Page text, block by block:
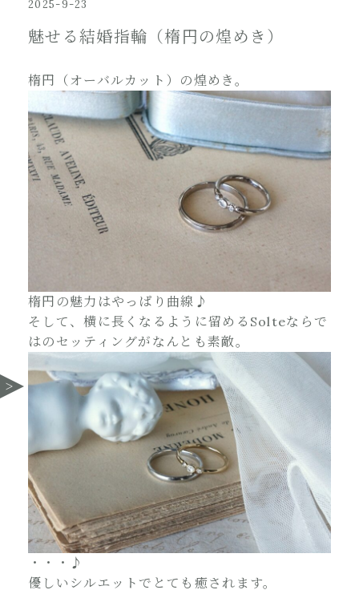
2025-9-23
魅せる結婚指輪（楕円の煌めき）
楕円（オーバルカット）の煌めき。
楕円の魅力はやっぱり曲線♪
そして、横に長くなるように留めるSolteならで
はのセッティングがなんとも素敵。
・・・♪
優しいシルエットでとても癒されます。